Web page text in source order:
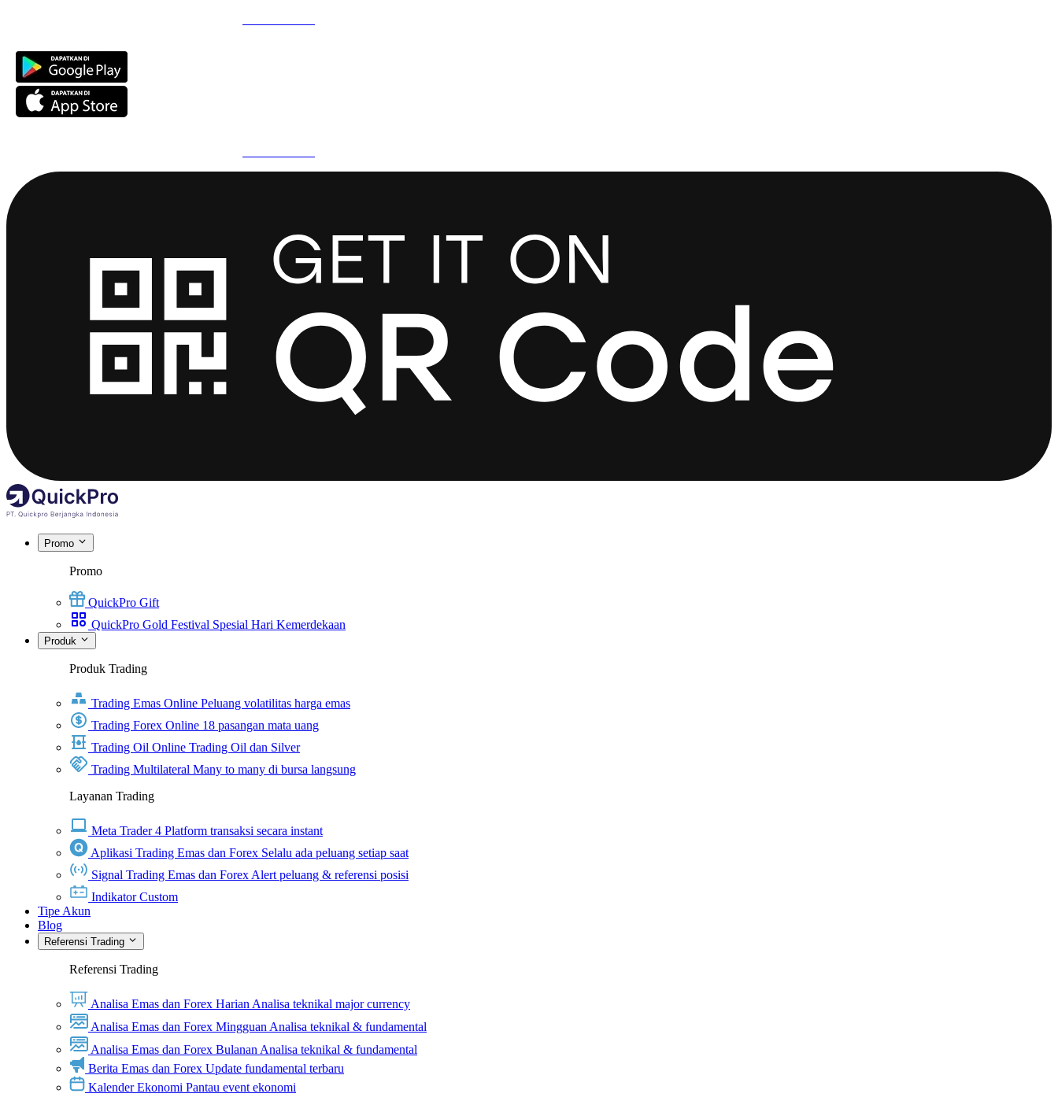
Promo
Promo
QuickPro Gift
QuickPro Gold Festival Spesial Hari Kemerdekaan
Produk
Produk Trading
Trading Emas Online Peluang volatilitas harga emas
Trading Forex Online 18 pasangan mata uang
Trading Oil Online Trading Oil dan Silver
Trading Multilateral Many to many di bursa langsung
Layanan Trading
Meta Trader 4 Platform transaksi secara instant
Aplikasi Trading Emas dan Forex Selalu ada peluang setiap saat
Signal Trading Emas dan Forex Alert peluang & referensi posisi
Indikator Custom
Tipe Akun
Blog
Referensi Trading
Referensi Trading
Analisa Emas dan Forex HarianAnalisa teknikal major currency
Analisa Emas dan Forex MingguanAnalisa teknikal & fundamental
Analisa Emas dan Forex BulananAnalisa teknikal & fundamental
Berita Emas dan Forex Update fundamental terbaru
Kalender Ekonomi Pantau event ekonomi